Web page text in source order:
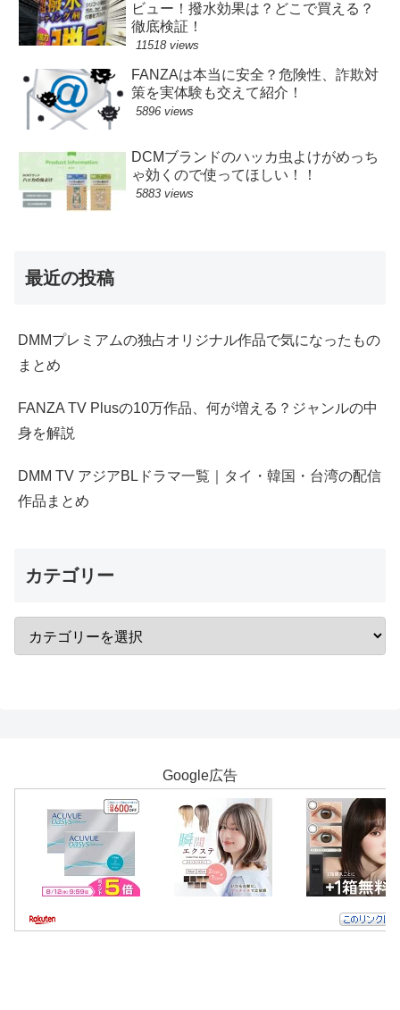
ビュー！撥水効果は？どこで買える？
徹底検証！
11518 views
FANZAは本当に安全？危険性、詐欺対
策を実体験も交えて紹介！
5896 views
DCMブランドのハッカ虫よけがめっち
ゃ効くので使ってほしい！！
5883 views
最近の投稿
DMMプレミアムの独占オリジナル作品で気になったもの
まとめ
FANZA TV Plusの10万作品、何が増える？ジャンルの中
身を解説
DMM TV アジアBLドラマ一覧｜タイ・韓国・台湾の配信
作品まとめ
カテゴリー
Google広告